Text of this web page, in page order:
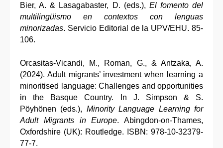
Bier, A. & Lasagabaster, D. (eds.), El fomento del
multilingüismo en contextos con lenguas
minorizadas. Servicio Editorial de la UPV/EHU. 85-
106.
Orcasitas-Vicandi, M., Roman, G., & Antzaka, A.
(2024). Adult migrants’ investment when learning a
minoritised language: Challenges and opportunities
in the Basque Country. In J. Simpson & S.
Pöyhönen (eds.), Minority Language Learning for
Adult Migrants in Europe. Abingdon-on-Thames,
Oxfordshire (UK): Routledge. ISBN: 978-10-32379-
77-7.